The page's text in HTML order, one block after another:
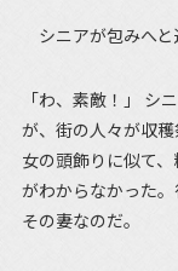
シニアが包みへと
「わ、素敵！」 シ
が、街の人々が収
女の頭飾りに似て
がわからなかった
その妻なのだ。